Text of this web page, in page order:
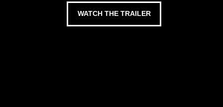
WATCH THE TRAILER